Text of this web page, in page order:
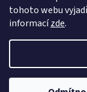
tohoto webu
informacízde.
Copyright
Design